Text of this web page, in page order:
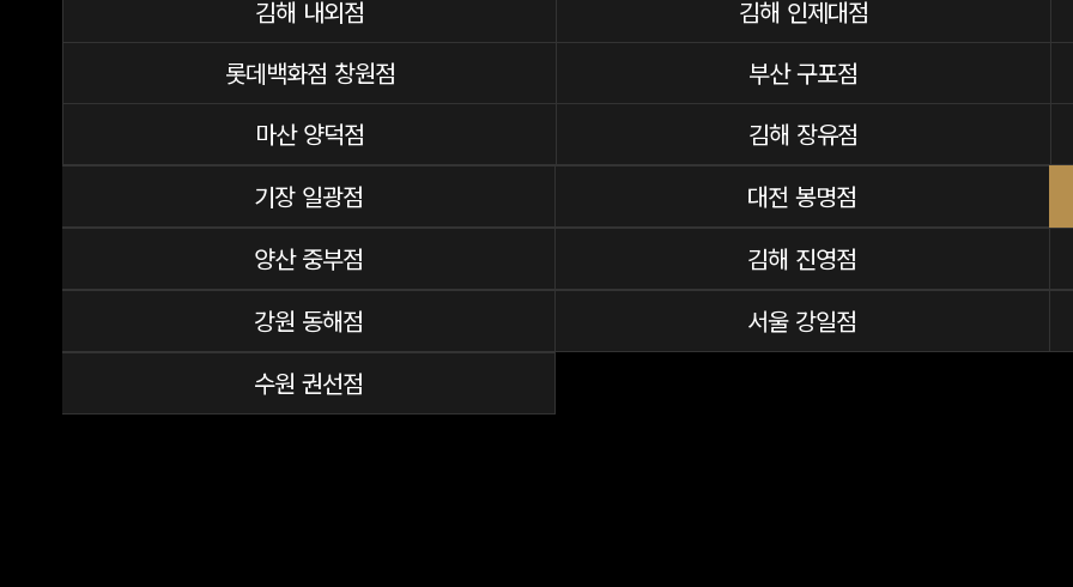
김해 내외점
김해 인제대점
롯데백화점 창원점
부산 구포점
마산 양덕점
김해 장유점
기장 일광점
대전 봉명점
양산 중부점
김해 진영점
강원 동해점
서울 강일점
수원 권선점